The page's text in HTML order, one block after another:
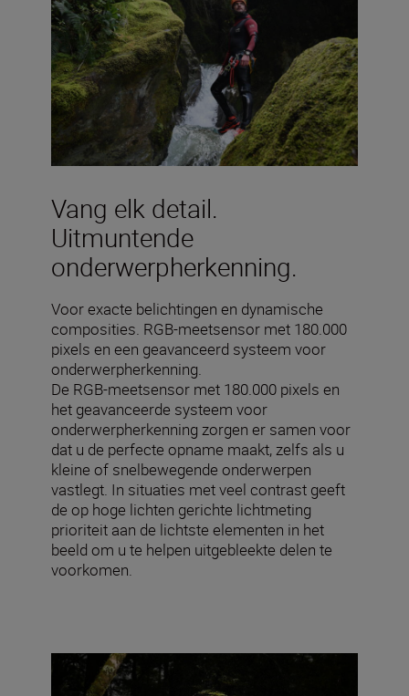
Vang elk detail.
Uitmuntende
onderwerpherkenning.
Voor exacte belichtingen en dynamische
composities. RGB-meetsensor met 180.000
pixels en een geavanceerd systeem voor
onderwerpherkenning.
De RGB-meetsensor met 180.000 pixels en
het geavanceerde systeem voor
onderwerpherkenning zorgen er samen voor
dat u de perfecte opname maakt, zelfs als u
kleine of snelbewegende onderwerpen
vastlegt. In situaties met veel contrast geeft
de op hoge lichten gerichte lichtmeting
prioriteit aan de lichtste elementen in het
beeld om u te helpen uitgebleekte delen te
voorkomen.